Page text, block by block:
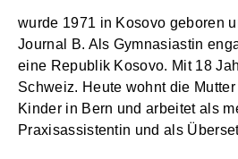
wurde 1971 in Kosovo geboren
Journal B. Als Gymnasiastin
eine Republik Kosovo. Mit 18
Schweiz. Heute wohnt die
Kinder in Bern und arbeitet als
Praxisassistentin und als